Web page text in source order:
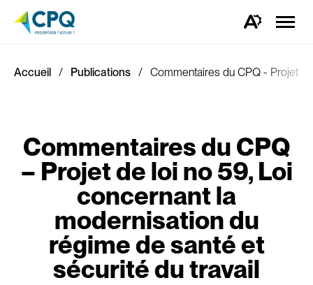
Ouvrez
d'accessibilité.
la
Accueil Publications Commentaires du CPQ - Projet
Commentaires du CPQ
– Projet de loi no 59, Loi
concernant la
modernisation du
régime de santé et
sécurité du travail